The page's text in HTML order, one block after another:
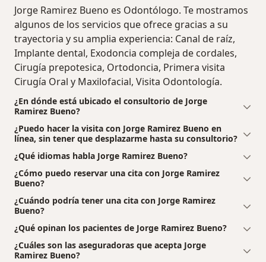
Jorge Ramirez Bueno es Odontólogo. Te mostramos
algunos de los servicios que ofrece gracias a su
trayectoria y su amplia experiencia: Canal de raíz,
Implante dental, Exodoncia compleja de cordales,
Cirugía prepotesica, Ortodoncia, Primera visita
Cirugía Oral y Maxilofacial, Visita Odontología.
¿En dónde está ubicado el consultorio de Jorge
Ramirez Bueno?
¿Puedo hacer la visita con Jorge Ramirez Bueno en
línea, sin tener que desplazarme hasta su consultorio?
¿Qué idiomas habla Jorge Ramirez Bueno?
¿Cómo puedo reservar una cita con Jorge Ramirez
Bueno?
¿Cuándo podría tener una cita con Jorge Ramirez
Bueno?
¿Qué opinan los pacientes de Jorge Ramirez Bueno?
¿Cuáles son las aseguradoras que acepta Jorge
Ramirez Bueno?